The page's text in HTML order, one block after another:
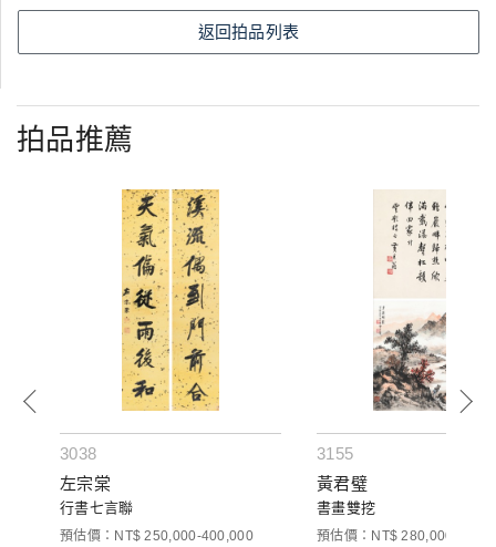
返回拍品列表
拍品推薦
3038
左宗棠
行書七言聯
預估價：NT$ 250,000-400,000
3155
黃君璧
書畫雙挖
預估價：NT$ 280,000-